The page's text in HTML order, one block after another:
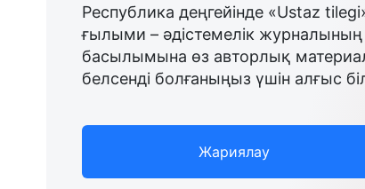
Республика деңгейінде «Ustaz
ғылыми – әдістемелік журналының
басылымына өз авторлық
белсенді болғаныңыз үшін алғыс
Жариялау